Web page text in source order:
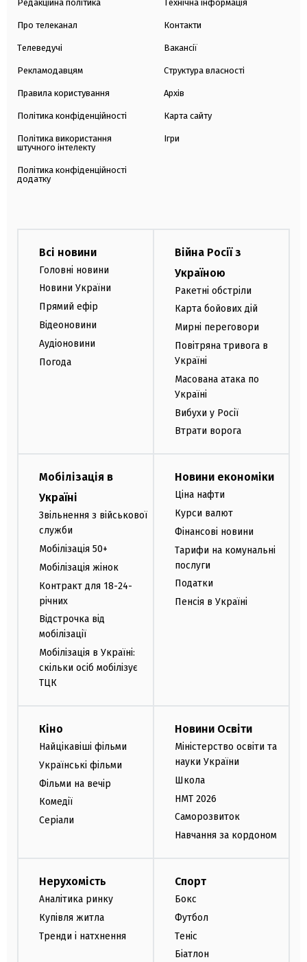
Редакційна політика
Про телеканал
Телеведучі
Рекламодавцям
Правила користування
Політика конфіденційності
Політика використання
штучного інтелекту
Політика конфіденційності
додатку
Технічна інформація
Контакти
Вакансії
Структура власності
Архів
Карта сайту
Ігри
Всі новини
Головні новини
Новини України
Прямий ефір
Відеоновини
Аудіоновини
Погода
Війна Росії з
Україною
Ракетні обстріли
Карта бойових дій
Мирні переговори
Повітряна тривога в
Україні
Масована атака по
Україні
Вибухи у Росії
Втрати ворога
Мобілізація в
Україні
Звільнення з військової
служби
Мобілізація 50+
Мобілізація жінок
Контракт для 18-24-
річних
Відстрочка від
мобілізації
Мобілізація в Україні:
скільки осіб мобілізує
ТЦК
Новини економіки
Ціна нафти
Курси валют
Фінансові новини
Тарифи на комунальні
послуги
Податки
Пенсія в Україні
Кіно
Найцікавіші фільми
Українські фільми
Фільми на вечір
Комедії
Серіали
Новини Освіти
Міністерство освіти та
науки України
Школа
НМТ 2026
Саморозвиток
Навчання за кордоном
Нерухомість
Аналітика ринку
Купівля житла
Тренди і натхнення
Спорт
Бокс
Футбол
Теніс
Біатлон